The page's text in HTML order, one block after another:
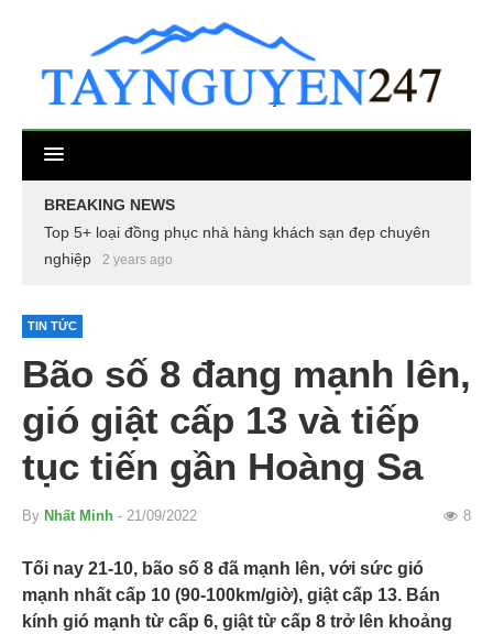
BREAKING NEWS
Top 5+ loại đồng phục nhà hàng khách sạn đẹp chuyên
nghiệp
2 years ago
TIN TỨC
Bão số 8 đang mạnh lên,
gió giật cấp 13 và tiếp
tục tiến gần Hoàng Sa
By Nhất Minh - 21/09/2022 8
Tối nay 21-10, bão số 8 đã mạnh lên, với sức gió
mạnh nhất cấp 10 (90-100km/giờ), giật cấp 13. Bán
kính gió mạnh từ cấp 6, giật từ cấp 8 trở lên khoảng